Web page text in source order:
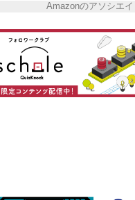
Amazonのアソシエ